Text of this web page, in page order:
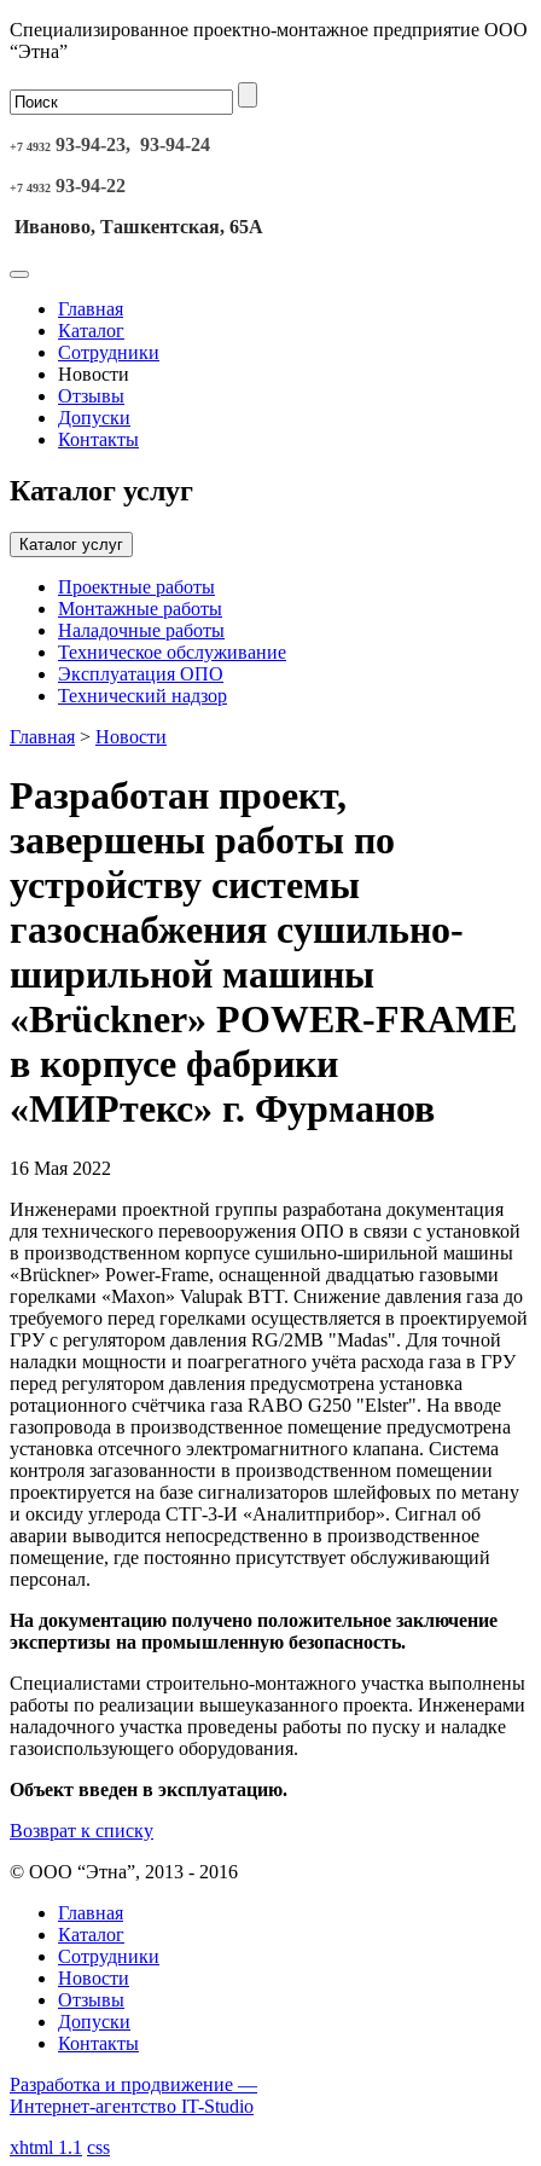
Специализированное проектно-монтажное предприятие ООО
“Этна”
+7 4932 93-94-23, 93-94-24
+7 4932 93-94-22
Иваново, Ташкентская, 65А
Главная
Каталог
Сотрудники
Новости
Отзывы
Допуски
Контакты
Каталог услуг
Каталог услуг
Проектные работы
Монтажные работы
Наладочные работы
Техническое обслуживание
Эксплуатация ОПО
Технический надзор
Главная > Новости
Разработан проект,
завершены работы по
устройству системы
газоснабжения сушильно-
ширильной машины
«Brückner» POWER-FRAME
в корпусе фабрики
«МИРтекс» г. Фурманов
16 Мая 2022
Инженерами проектной группы разработана документация
для технического перевооружения ОПО в связи с установкой
в производственном корпусе сушильно-ширильной машины
«Brückner» Power-Frame, оснащенной двадцатью газовыми
горелками «Maxon» Valupak BTT. Снижение давления газа до
требуемого перед горелками осуществляется в проектируемой
ГРУ с регулятором давления RG/2MB "Madas". Для точной
наладки мощности и поагрегатного учёта расхода газа в ГРУ
перед регулятором давления предусмотрена установка
ротационного счётчика газа RABO G250 "Elster". На вводе
газопровода в производственное помещение предусмотрена
установка отсечного электромагнитного клапана. Система
контроля загазованности в производственном помещении
проектируется на базе сигнализаторов шлейфовых по метану
и оксиду углерода СТГ-3-И «Аналитприбор». Сигнал об
аварии выводится непосредственно в производственное
помещение, где постоянно присутствует обслуживающий
персонал.
На документацию получено положительное заключение
экспертизы на промышленную безопасность.
Специалистами строительно-монтажного участка выполнены
работы по реализации вышеуказанного проекта. Инженерами
наладочного участка проведены работы по пуску и наладке
газоиспользующего оборудования.
Объект введен в эксплуатацию.
Возврат к списку
© ООО “Этна”, 2013 - 2016
Главная
Каталог
Сотрудники
Новости
Отзывы
Допуски
Контакты
Разработка и продвижение —
Интернет-агентство IT-Studio
xhtml 1.1 css